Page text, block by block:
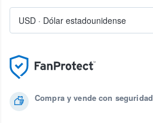
Compra y vende con seguridad
USD · Dólar estadounidense